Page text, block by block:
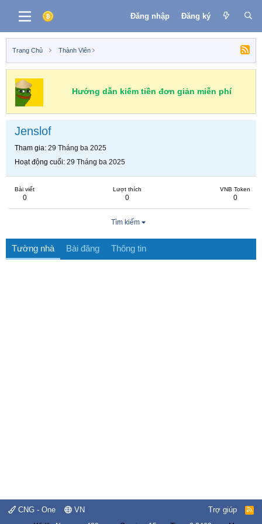
Đăng nhập Đăng ký
Trang Chủ Thành Viên
Hướng dẫn kiếm tiền đơn giản miễn phí
Jenslof
Tham gia 29 Tháng ba 2025
Hoạt động cuối 29 Tháng ba 2025
Bài viết
0
Lượt thích
0
VNB Token
0
Tìm kiếm
Tường nhà Bài đăng Thông tin
CNG - One VN Trợ giúp
R